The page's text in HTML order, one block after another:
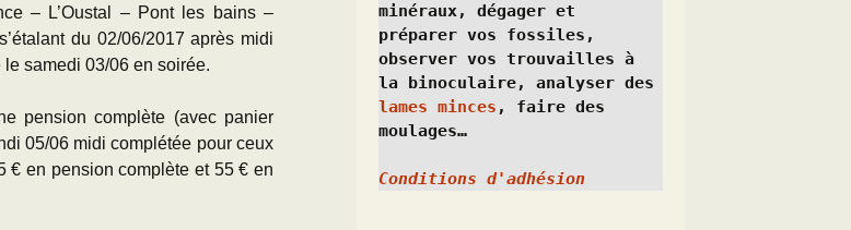
– L’Oustal – Pont les bains –
du 02/06/2017 après midi
samedi 03/06 en soirée.
pension complète (avec panier
05/06 midi complétée pour ceux
€ en pension complète et 55 € en
minéraux, dégager et
préparer vos fossiles,
observer vos trouvailles à
lames minces , faire des
moulages…
Conditions d'adhésion